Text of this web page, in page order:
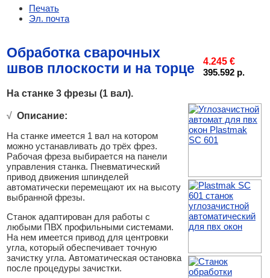
Печать
Эл. почта
Обработка сварочных
швов плоскости и на торце
На станке 3 фрезы (1 вал).
4.245 €
395.592 р.
√ Описание:
На станке имеется 1 вал на котором
можно устанавливать до трёх фрез.
Рабочая фреза выбирается на панели
управления станка. Пневматический
привод движения шпинделей
автоматически перемещают их на высоту
выбранной фрезы.
Станок адаптирован для работы с
любыми ПВХ профильными системами.
На нем имеется привод для центровки
угла, который обеспечивает точную
зачистку угла. Автоматическая остановка
после процедуры зачистки.